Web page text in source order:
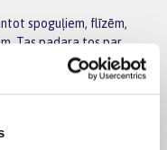
spoguļiem, flīzēm,
Tas padara tos par
darbības